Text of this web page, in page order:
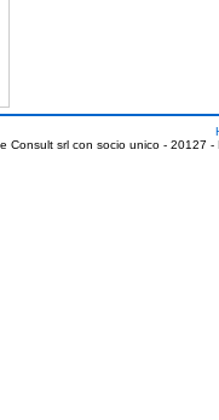
Consult srl con socio unico - 20127